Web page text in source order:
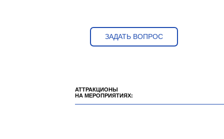
ЗАДАТЬ ВОПРОС
АТТРАКЦИОНЫ
НА МЕРОПРИЯТИЯХ: